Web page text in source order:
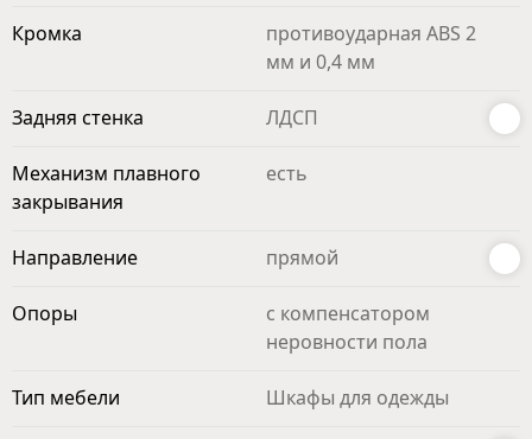
Кромка
противоударная ABS 2
мм и 0,4 мм
Задняя стенка ЛДСП
Механизм плавного
закрывания
есть
Направление прямой
Опоры
с компенсатором
неровности пола
Тип мебели Шкафы для одежды